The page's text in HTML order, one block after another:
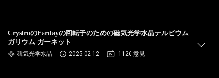
CrystroのFardayの回転子のための磁気光学水晶テルビウム
ガリウム ガーネット
磁気光学水晶 2025-02-12 1126 意見